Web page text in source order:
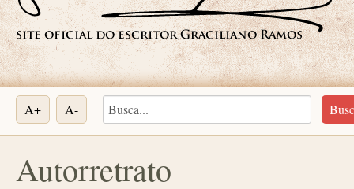
A+ A-
Autorretrato